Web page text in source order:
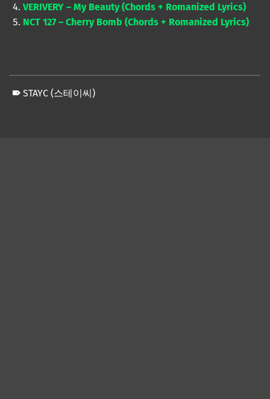
VERIVERY – My Beauty (Chords + Romanized Lyrics)
NCT 127 – Cherry Bomb (Chords + Romanized Lyrics)
STAYC (스테이씨)